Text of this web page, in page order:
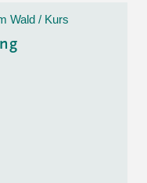
Wald / Kurs